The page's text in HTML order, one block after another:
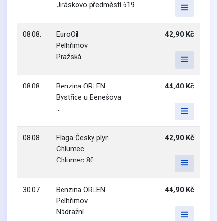
Jiráskovo předměstí 619
08.08.
EuroOil
Pelhřimov
Pražská
42,90 Kč
08.08.
Benzina ORLEN
Bystřice u Benešova
...
44,40 Kč
08.08.
Flaga Český plyn
Chlumec
Chlumec 80
42,90 Kč
30.07.
Benzina ORLEN
Pelhřimov
Nádražní
44,90 Kč